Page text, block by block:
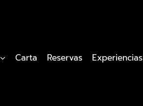
Carta Reservas Experiencias